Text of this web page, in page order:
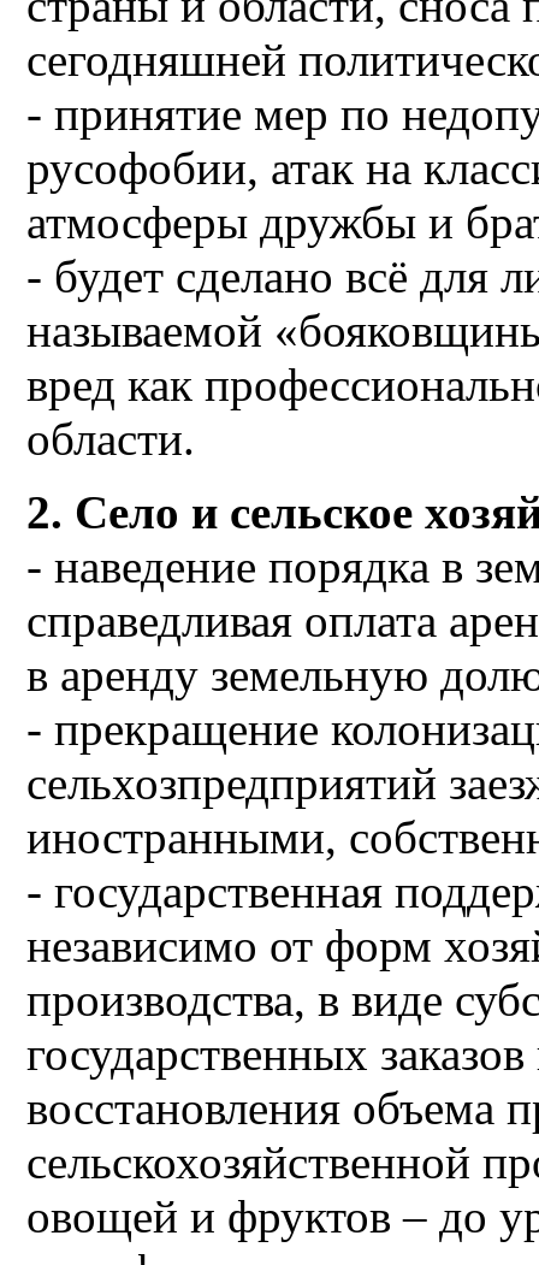
сегодняшней
- принятие мер по
русофобии, атак на
атмосферы дружбы и
- будет сделано всё для
называемой
вред как
области.
2. Село и сельское
- наведение порядка в
справедливая оплата
в аренду земельную
- прекращение
сельхозпредприятий
иностранными,
- государственная
независимо от форм
производства, в виде
государственных
восстановления объема
сельскохозяйственной
овощей и фруктов – до